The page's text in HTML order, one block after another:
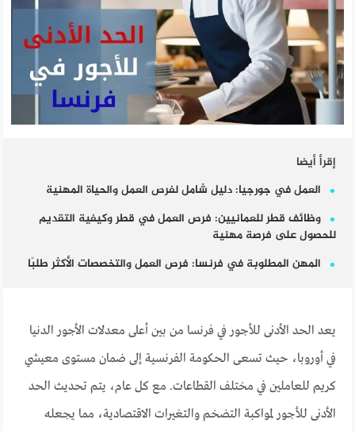
إقرأ أيضا
العمل في جورجيا: دليل شامل لفرص العمل والحياة المهنية
وظائف قطر للعمانيين: فرص العمل في قطر وكيفية التقديم
للحصول على فرصة مهنية
المهن المطلوبة في فرنسا: فرص العمل والتخصصات الأكثر طلبًا
يعد الحد الأدنى للأجور في فرنسا من بين أعلى معدلات الأجور الدنيا
في أوروبا، حيث تسعى الحكومة الفرنسية إلى ضمان مستوى معيشي
كريم للعاملين في مختلف القطاعات. مع كل عام، يتم تحديث الحد
الأدنى للأجور لمواكبة التضخم والتغيرات الاقتصادية، مما يجعله